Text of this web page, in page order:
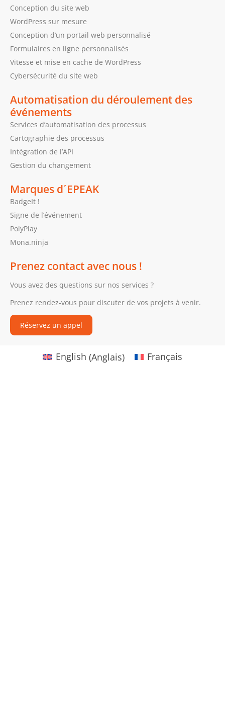
Conception du site web
WordPress sur mesure
Conception d’un portail web personnalisé
Formulaires en ligne personnalisés
Vitesse et mise en cache de WordPress
Cybersécurité du site web
Automatisation du déroulement des
événements
Services d’automatisation des processus
Cartographie des processus
Intégration de l’API
Gestion du changement
Marques d´EPEAK
BadgeIt !
Signe de l’événement
PolyPlay
Mona.ninja
Prenez contact avec nous !
Vous avez des questions sur nos services ?
Prenez rendez-vous pour discuter de vos projets à venir.
Réservez un appel
English (Anglais) Français